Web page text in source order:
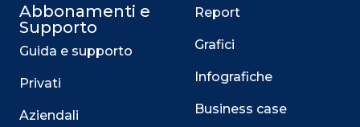
Abbonamenti e
Supporto
Guida e supporto
Privati
Aziendali
Report
Grafici
Infografiche
Business case